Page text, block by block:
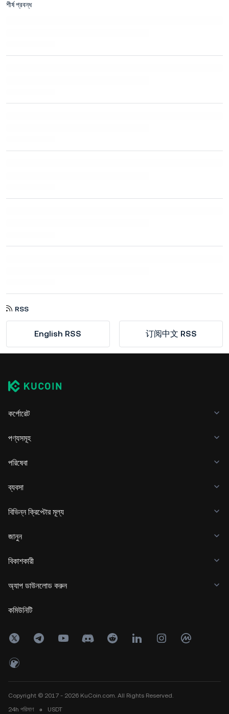
শীর্ষ প্রবন্ধ
RSS
English RSS 订阅中文 RSS
কর্পোরেট
পণ্যসমূহ
পরিষেবা
ব্যবসা
বিভিন্ন ক্রিপ্টোর মূল্য
জানুন
বিকাশকারী
অ্যাপ ডাউনলোড করুন
কমিউনিটি
Copyright © 2017 - 2026 KuCoin.com. All Rights Reserved.
24h পরিমাণ ০ USDT